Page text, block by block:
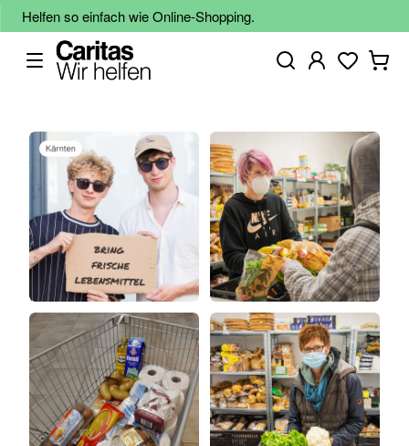
Helfen so einfach wie Online-Shopping.
Zum
Ende
der
Bildgalerie
springen